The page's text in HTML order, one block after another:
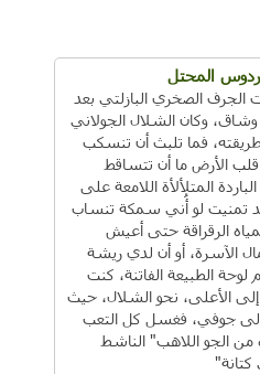
المحتل
الصخري البازلتي بعد
وكان الشلال الجولاني
فما تلبث أن تنسكب
الأرض ما أن تتساقط
المتلألأة اللامعة على
تمنيت لو أُني سمكة تنساب
الرقراقة حتى أعيش
الآسرة، أو أن لدي ريشة
لوحة الطبيعة الفاتنة، كنت
الأعلى، نحو الشلال، حيث
إلى جوفي، فغسل كل التعب
من الجو اللاهب" الناشط
كتانة"